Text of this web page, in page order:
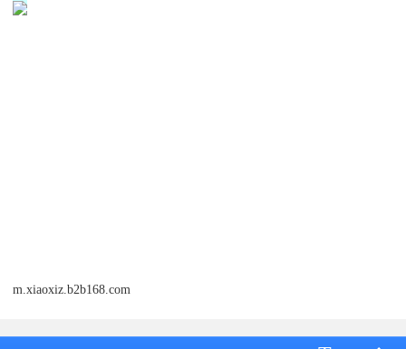
m.xiaoxiz.b2b168.com